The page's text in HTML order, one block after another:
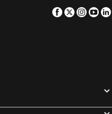
Hotel am Wasserturm
Ellen Hotel
Facebook
Twitter